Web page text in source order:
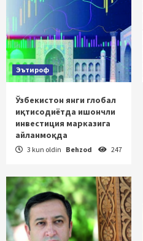
Эътироф
Ўзбекистон янги глобал
иқтисодиётда ишончли
инвестиция марказига
айланмоқда
3 kun oldin Behzod 247